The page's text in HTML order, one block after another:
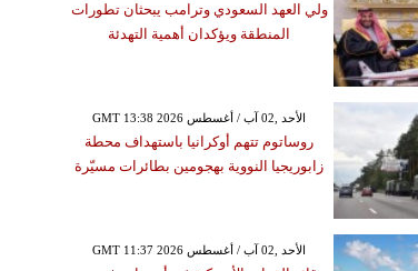
ولي العهد السعودي وترامب يبحثان تطورات
المنطقة ويؤكدان أهمية التهدئة
GMT 13:38 2026 الأحد ,02 آب / أغسطس
روساتوم تتهم أوكرانيا باستهداف محطة
زابوريجيا النووية بهجومين بطائرات مسيّرة
GMT 11:37 2026 الأحد ,02 آب / أغسطس